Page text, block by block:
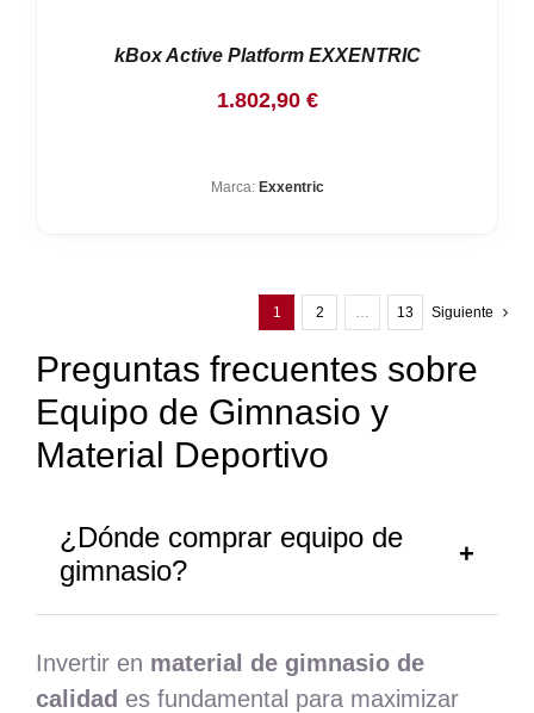
kBox Active Platform EXXENTRIC
1.802,90 €
Marca: Exxentric
1 2 … 13 Siguiente
Preguntas frecuentes sobre
Equipo de Gimnasio y
Material Deportivo
¿Dónde comprar equipo de
gimnasio?
Invertir en material de gimnasio de
calidad es fundamental para maximizar